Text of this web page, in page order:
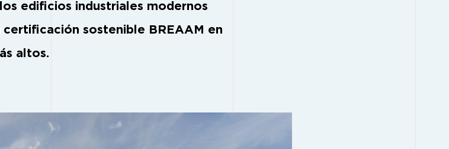
edificios industriales modernos
sostenible BREAAM en
altos.